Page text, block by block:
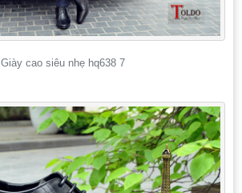
Giày cao siêu nhẹ hq638 7